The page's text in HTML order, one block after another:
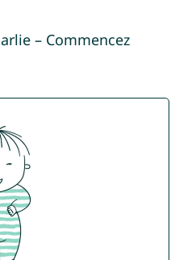
– Commencez